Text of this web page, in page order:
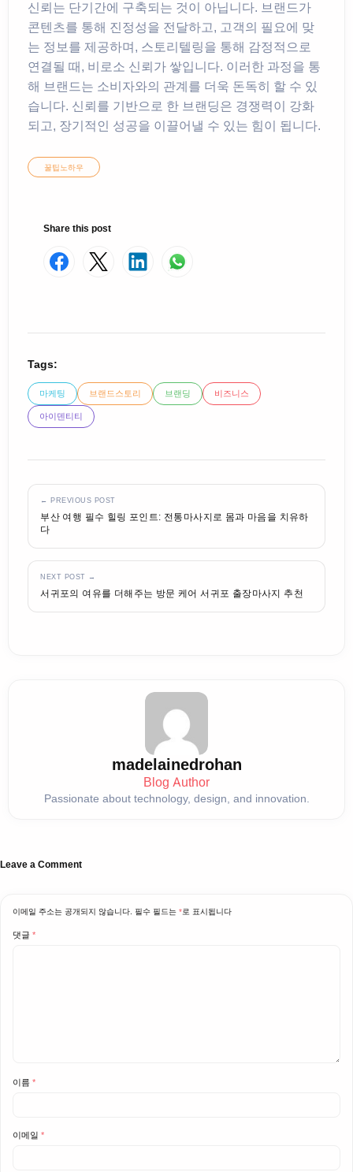
신뢰는 단기간에 구축되는 것이 아닙니다. 브랜드가
콘텐츠를 통해 진정성을 전달하고, 고객의 필요에 맞
는 정보를 제공하며, 스토리텔링을 통해 감정적으로
연결될 때, 비로소 신뢰가 쌓입니다. 이러한 과정을 통
해 브랜드는 소비자와의 관계를 더욱 돈독히 할 수 있
습니다. 신뢰를 기반으로 한 브랜딩은 경쟁력이 강화
되고, 장기적인 성공을 이끌어낼 수 있는 힘이 됩니다.
꿀팁노하우
Share this post
Tags:
마케팅 브랜드스토리 브랜딩 비즈니스
아이덴티티
← PREVIOUS POST
부산 여행 필수 힐링 포인트: 전통마사지로 몸과 마음을 치유하
다
NEXT POST →
서귀포의 여유를 더해주는 방문 케어 서귀포 출장마사지 추천
madelainedrohan
Blog Author
Passionate about technology, design, and innovation.
Leave a Comment
이메일 주소는 공개되지 않습니다. 필수 필드는 *로 표시됩니다
댓글 *
이름 *
이메일 *